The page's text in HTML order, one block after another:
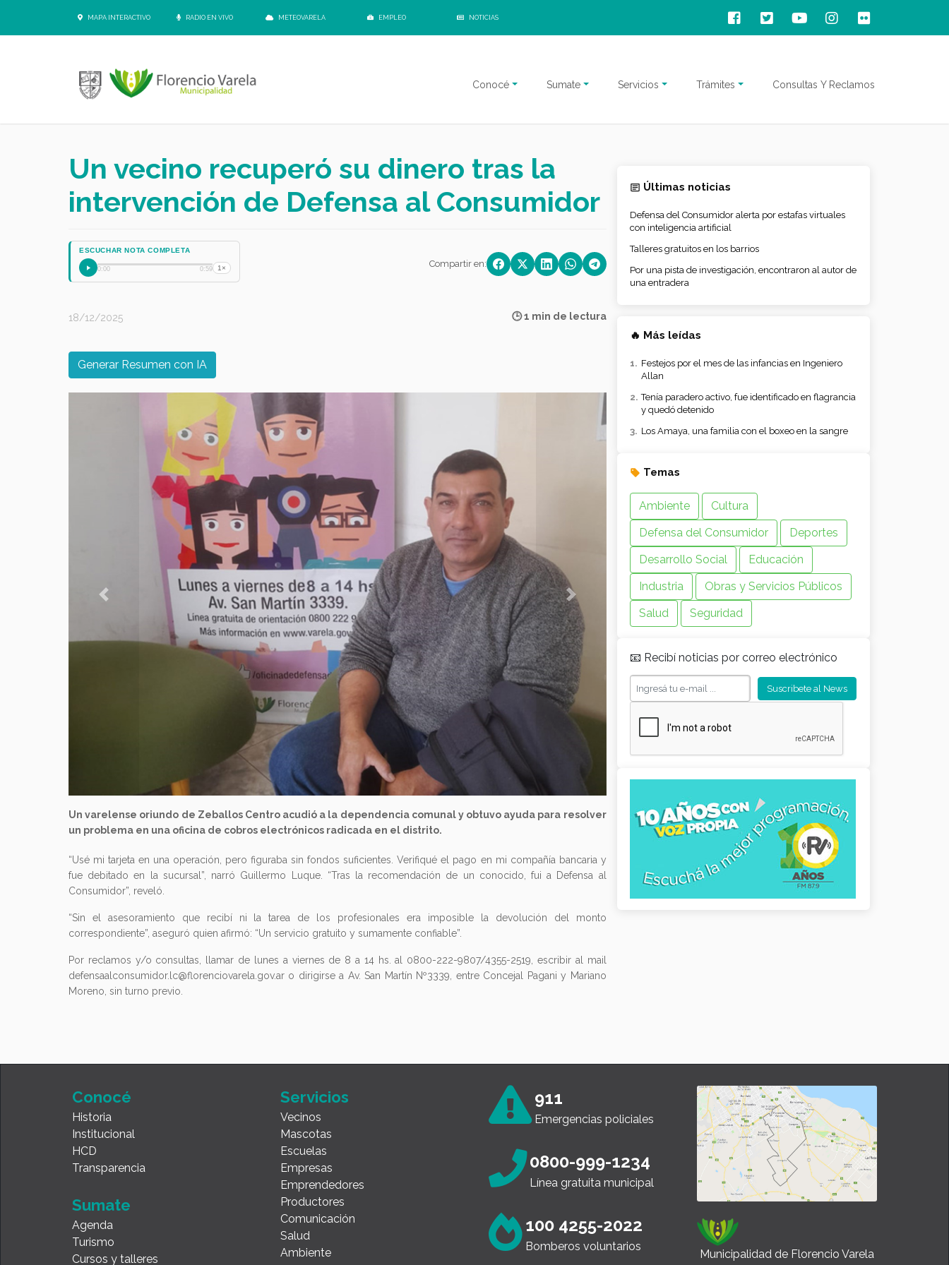
MAPA INTERACTIVO RADIO EN VIVO METEOVARELA EMPLEO NOTICIAS
Conocé Sumate Servicios Trámites Consultas Y Reclamos
Un vecino recuperó su dinero tras la
intervención de Defensa al Consumidor
ESCUCHAR NOTA COMPLETA
0:00 0:59 1× Compartir en:
18/12/2025 🕒 1 min de lectura
Generar Resumen con IA
Previous Next
Un varelense oriundo de Zeballos Centro acudió a la dependencia comunal y obtuvo ayuda para resolver
un problema en una oficina de cobros electrónicos radicada en el distrito.
“Usé mi tarjeta en una operación, pero figuraba sin fondos suficientes. Verifiqué el pago en mi compañía bancaria y
fue debitado en la sucursal”, narró Guillermo Luque. “Tras la recomendación de un conocido, fui a Defensa al
Consumidor”, reveló.
“Sin el asesoramiento que recibí ni la tarea de los profesionales era imposible la devolución del monto
correspondiente”, aseguró quien afirmó: “Un servicio gratuito y sumamente confiable”.
Por reclamos y/o consultas, llamar de lunes a viernes de 8 a 14 hs. al 0800-222-9807/4355-2519, escribir al mail
defensaalconsumidor.lc@florenciovarela.gov.ar o dirigirse a Av. San Martín Nº3339, entre Concejal Pagani y Mariano
Moreno, sin turno previo.
Últimas noticias
Defensa del Consumidor alerta por estafas virtuales
con inteligencia artificial
Talleres gratuitos en los barrios
Por una pista de investigación, encontraron al autor de
una entradera
🔥 Más leídas
Festejos por el mes de las infancias en Ingeniero
Allan
Tenía paradero activo, fue identificado en flagrancia
y quedó detenido
Los Amaya, una familia con el boxeo en la sangre
Temas
Ambiente
Cultura
Defensa del Consumidor
Deportes
Desarrollo Social
Educación
Industria
Obras y Servicios Públicos
Salud
Seguridad
📧 Recibí noticias por correo electrónico
Conocé
Historia
Institucional
HCD
Transparencia
Sumate
Agenda
Turismo
Cursos y talleres
Servicios
Vecinos
Mascotas
Escuelas
Empresas
Emprendedores
Productores
Comunicación
Salud
Ambiente
911
Emergencias policiales
0800-999-1234
Línea gratuita municipal
100 4255-2022
Bomberos voluntarios
Municipalidad de Florencio Varela